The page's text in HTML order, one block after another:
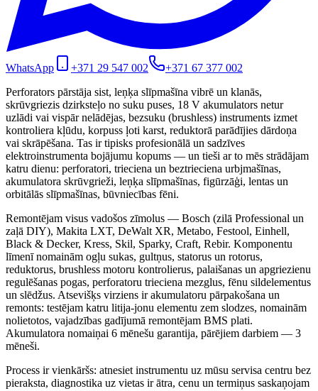
WhatsApp +371 29 547 002
+371 67 377 002
Perforators pārstāja sist, leņķa slīpmašīna vibrē un klanās,
skrūvgriezis dzirksteļo no suku puses, 18 V akumulators netur
uzlādi vai vispār nelādējas, bezsuku (brushless) instruments izmet
kontroliera kļūdu, korpuss ļoti karst, reduktorā parādījies dārdoņa
vai skrāpēšana. Tas ir tipisks profesionālā un sadzīves
elektroinstrumenta bojājumu kopums — un tieši ar to mēs strādājam
katru dienu: perforatori, trieciena un beztrieciena urbjmašīnas,
akumulatora skrūvgrieži, leņķa slīpmašīnas, figūrzāģi, lentas un
orbitālās slīpmašīnas, būvniecības fēni.
Remontējam visus vadošos zīmolus — Bosch (zilā Professional un
zaļā DIY), Makita LXT, DeWalt XR, Metabo, Festool, Einhell,
Black & Decker, Kress, Skil, Sparky, Craft, Rebir. Komponentu
līmenī nomainām ogļu sukas, gultņus, statorus un rotorus,
reduktorus, brushless motoru kontrolierus, palaišanas un apgriezienu
regulēšanas pogas, perforatoru trieciena mezglus, fēnu sildelementus
un slēdžus. Atsevišķs virziens ir akumulatoru pārpakošana un
remonts: testējam katru litija-jonu elementu zem slodzes, nomainām
nolietotos, vajadzības gadījumā remontējam BMS plati.
Akumulatora nomaiņai 6 mēnešu garantija, pārējiem darbiem — 3
mēneši.
Process ir vienkāršs: atnesiet instrumentu uz mūsu servisa centru bez
pieraksta, diagnostika uz vietas ir ātra, cenu un termiņus saskaņojam